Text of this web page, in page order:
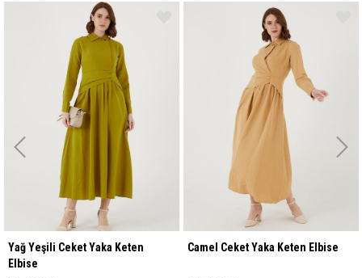
Yağ Yeşili Ceket Yaka Keten
Elbise
Camel Ceket Yaka Keten Elbise